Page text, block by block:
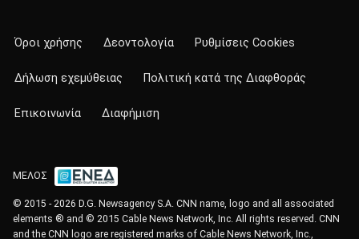
Όροι χρήσης Δεοντολογία Ρυθμίσεις Cookies
Δήλωση εχεμύθειας Πολιτική κατά της Διαφθοράς
Επικοινωνία Διαφήμιση
ΜΕΛΟΣ
© 2015 - 2026 D.G. Newsagency S.A. CNN name, logo and all associated
elements ® and © 2015 Cable News Network, Inc. All rights reserved. CNN
and the CNN logo are registered marks of Cable News Network, Inc.,